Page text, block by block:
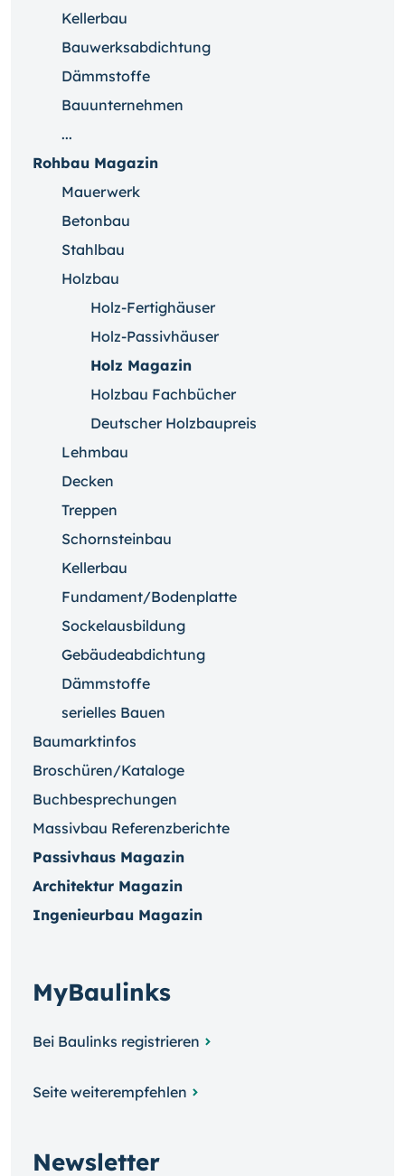
Kellerbau
Bauwerksabdichtung
Dämmstoffe
Bauunternehmen
...
Rohbau Magazin
Mauerwerk
Betonbau
Stahlbau
Holzbau
Holz-Fertighäuser
Holz-Passivhäuser
Holz Magazin
Holzbau Fachbücher
Deutscher Holzbaupreis
Lehmbau
Decken
Treppen
Schornsteinbau
Kellerbau
Fundament/Bodenplatte
Sockelausbildung
Gebäudeabdichtung
Dämmstoffe
serielles Bauen
Baumarktinfos
Broschüren/Kataloge
Buchbesprechungen
Massivbau Referenzberichte
Passivhaus Magazin
Architektur Magazin
Ingenieurbau Magazin
MyBaulinks
Bei Baulinks registrieren
Seite weiterempfehlen
Newsletter